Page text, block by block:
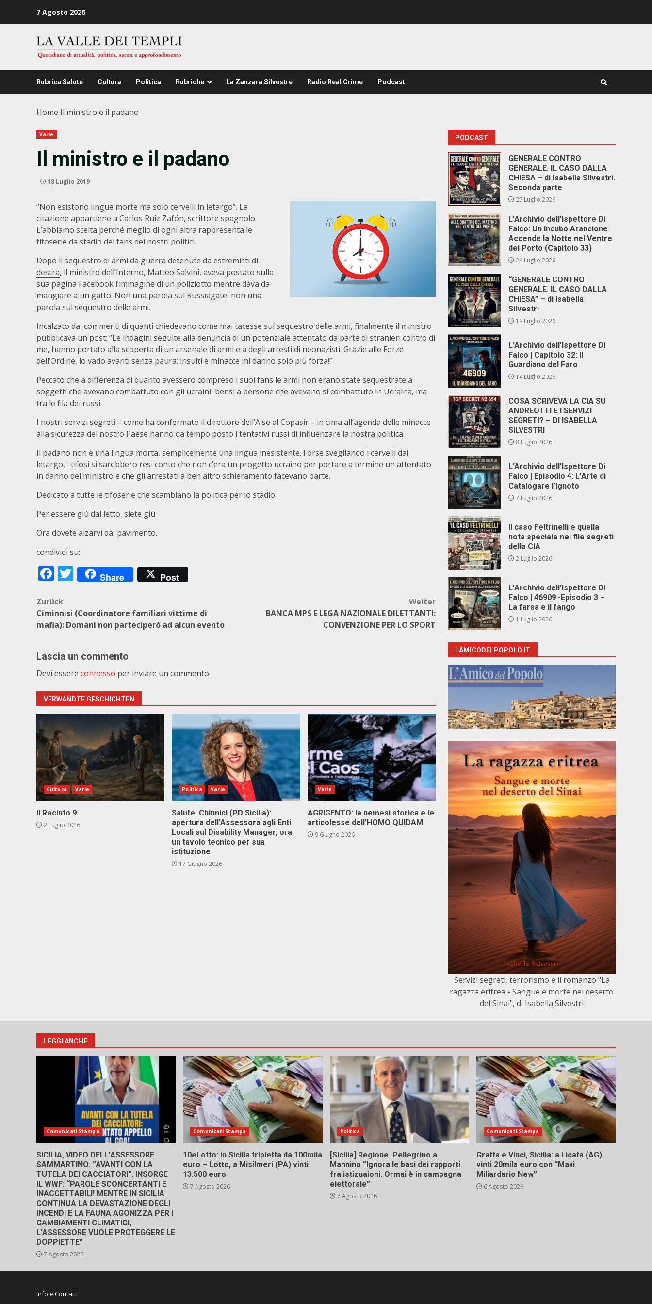
7 Agosto 2026
Rubrica Salute Cultura Politica Rubriche La Zanzara Silvestre Radio Real Crime Podcast
Home Il ministro e il padano
Varie
Il ministro e il padano
18 Luglio 2019
“Non esistono lingue morte ma solo cervelli in letargo”. La
citazione appartiene a Carlos Ruiz Zafón, scrittore spagnolo.
L’abbiamo scelta perché meglio di ogni altra rappresenta le
tifoserie da stadio del fans dei nostri politici.
Dopo il sequestro di armi da guerra detenute da estremisti di
destra, il ministro dell’Interno, Matteo Salvini, aveva postato sulla
sua pagina Facebook l’immagine di un poliziotto mentre dava da
mangiare a un gatto. Non una parola sul Russiagate, non una
parola sul sequestro delle armi.
Incalzato dai commenti di quanti chiedevano come mai tacesse sul sequestro delle armi, finalmente il ministro
pubblicava un post: “Le indagini seguite alla denuncia di un potenziale attentato da parte di stranieri contro di
me, hanno portato alla scoperta di un arsenale di armi e a degli arresti di neonazisti. Grazie alle Forze
dell’Ordine, io vado avanti senza paura: insulti e minacce mi danno solo più forza!”
Peccato che a differenza di quanto avessero compreso i suoi fans le armi non erano state sequestrate a
soggetti che avevano combattuto con gli ucraini, bensì a persone che avevano sì combattuto in Ucraina, ma
tra le fila dei russi.
I nostri servizi segreti – come ha confermato il direttore dell’Aise al Copasir – in cima all’agenda delle minacce
alla sicurezza del nostro Paese hanno da tempo posto i tentativi russi di influenzare la nostra politica.
Il padano non è una lingua morta, semplicemente una lingua inesistente. Forse svegliando i cervelli dal
letargo, i tifosi si sarebbero resi conto che non c’era un progetto ucraino per portare a termine un attentato
in danno del ministro e che gli arrestati a ben altro schieramento facevano parte.
Dedicato a tutte le tifoserie che scambiano la politica per lo stadio:
Per essere giù dal letto, siete giù.
Ora dovete alzarvi dal pavimento.
condividi su:
Facebook
Twitter
Share Post
Beitragsnavigation
Zurück
Ciminnisi (Coordinatore familiari vittime di
mafia): Domani non parteciperò ad alcun evento
Weiter
BANCA MPS E LEGA NAZIONALE DILETTANTI:
CONVENZIONE PER LO SPORT
Lascia un commento
Devi essere connesso per inviare un commento.
VERWANDTE GESCHICHTEN
Cultura Varie
Il Recinto 9
2 Luglio 2026
Politica Varie
Salute: Chinnici (PD Sicilia):
apertura dell’Assessora agli Enti
Locali sul Disability Manager, ora
un tavolo tecnico per sua
istituzione
17 Giugno 2026
Varie
AGRIGENTO: la nemesi storica e le
articolesse dell’HOMO QUIDAM
9 Giugno 2026
PODCAST
GENERALE CONTRO
GENERALE. IL CASO DALLA
CHIESA – di Isabella Silvestri.
Seconda parte
25 Luglio 2026
L’Archivio dell’Ispettore Di
Falco: Un Incubo Arancione
Accende la Notte nel Ventre
del Porto (Capitolo 33)
24 Luglio 2026
“GENERALE CONTRO
GENERALE. IL CASO DALLA
CHIESA” – di Isabella
Silvestri
19 Luglio 2026
L’Archivio dell’Ispettore Di
Falco | Capitolo 32: Il
Guardiano del Faro
14 Luglio 2026
COSA SCRIVEVA LA CIA SU
ANDREOTTI E I SERVIZI
SEGRETI? – DI ISABELLA
SILVESTRI
8 Luglio 2026
L’Archivio dell’Ispettore Di
Falco | Episodio 4: L’Arte di
Catalogare l’Ignoto
7 Luglio 2026
Il caso Feltrinelli e quella
nota speciale nei file segreti
della CIA
2 Luglio 2026
L’Archivio dell’Ispettore Di
Falco | 46909 -Episodio 3 –
La farsa e il fango
1 Luglio 2026
LAMICODELPOPOLO.IT
Servizi segreti, terrorismo e il romanzo "La
ragazza eritrea - Sangue e morte nel deserto
del Sinai", di Isabella Silvestri
LEGGI ANCHE
Comunicati Stampa
SICILIA, VIDEO DELL’ASSESSORE
SAMMARTINO: “AVANTI CON LA
TUTELA DEI CACCIATORI”. INSORGE
IL WWF: “PAROLE SCONCERTANTI E
INACCETTABILI! MENTRE IN SICILIA
CONTINUA LA DEVASTAZIONE DEGLI
INCENDI E LA FAUNA AGONIZZA PER I
CAMBIAMENTI CLIMATICI,
L’ASSESSORE VUOLE PROTEGGERE LE
DOPPIETTE”
7 Agosto 2026
Comunicati Stampa
10eLotto: in Sicilia tripletta da 100mila
euro – Lotto, a Misilmeri (PA) vinti
13.500 euro
7 Agosto 2026
Politica
[Sicilia] Regione. Pellegrino a
Mannino “Ignora le basi dei rapporti
fra istizuaioni. Ormai è in campagna
elettorale”
7 Agosto 2026
Comunicati Stampa
Gratta e Vinci, Sicilia: a Licata (AG)
vinti 20mila euro con “Maxi
Miliardario New”
6 Agosto 2026
Info e Contatti